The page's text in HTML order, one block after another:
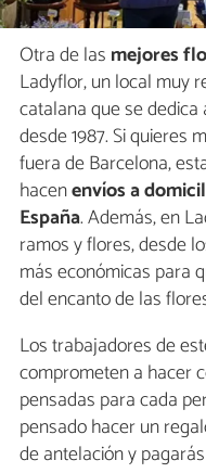
Otra de las mejores
Ladyflor, un local muy
catalana que se
desde 1987. Si quieres
fuera de Barcelona,
hacenenvíos a
España. Además, en
ramos y flores, desde
más económicas para
del encanto de las
Los trabajadores de
comprometen a hacer
pensadas para cada
pensado hacer un
de antelación y